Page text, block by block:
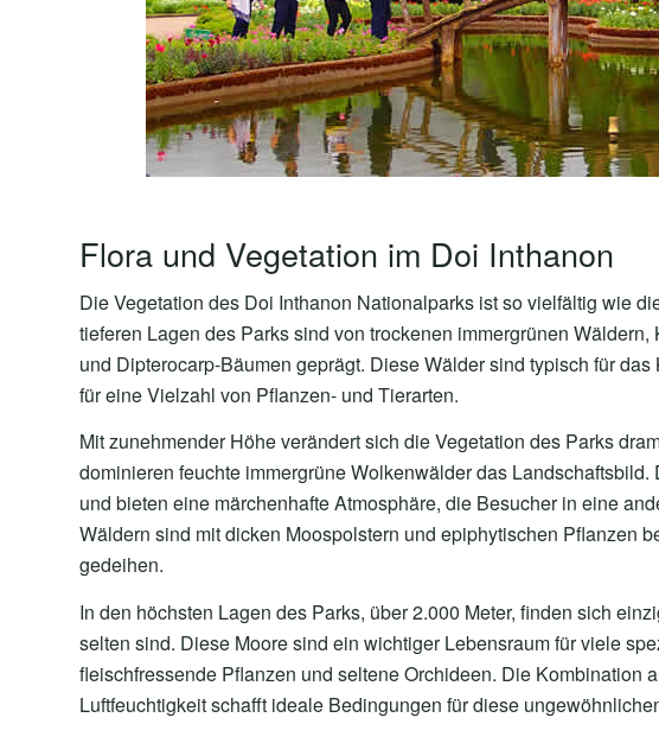
Flora und Vegetation im Doi Inthanon
Die Vegetation des Doi Inthanon Nationalparks ist so vielfältig wie
tieferen Lagen des Parks sind von trockenen immergrünen
und Dipterocarp-Bäumen geprägt. Diese Wälder sind typisch für
für eine Vielzahl von Pflanzen- und Tierarten.
Mit zunehmender Höhe verändert sich die Vegetation des Parks
dominieren feuchte immergrüne Wolkenwälder das
und bieten eine märchenhafte Atmosphäre, die Besucher in eine
Wäldern sind mit dicken Moospolstern und epiphytischen Pflanzen
gedeihen.
In den höchsten Lagen des Parks, über 2.000 Meter, finden sich
selten sind. Diese Moore sind ein wichtiger Lebensraum für viele
fleischfressende Pflanzen und seltene Orchideen. Die Kombination
Luftfeuchtigkeit schafft ideale Bedingungen für diese